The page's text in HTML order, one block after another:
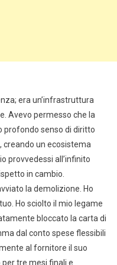
era un’infrastruttura
Avevo permesso che la
profondo senso di diritto
creando un ecosistema
provvedessi all’infinito
in cambio.
la demolizione. Ho
Ho sciolto il mio legame
bloccato la carta di
dal conto spese flessibili
al fornitore il suo
tre mesi finali e